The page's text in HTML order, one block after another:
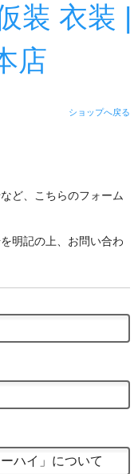
装 衣装 |
店
ショップへ戻る
ど、こちらのフォーム
明記の上、お問い合わ